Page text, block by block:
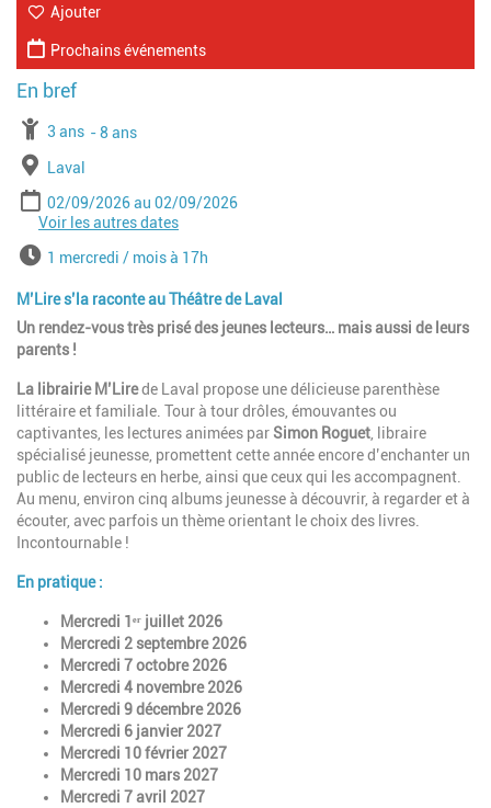
Ajouter
Prochains événements
À partir de
3 ans Jusqu'à l'age de
8 ans
Lieu
Laval
Période
Date de début
02/09/2026 Date de fin
02/09/2026
Date de début
07/10/2026 Date de fin
07/10/2026
09/12/2026
09/12/2026
Date de début
06/01/2027 Date de fin
06/01/2027
Date de début
10/02/2027 Date de fin
10/02/2027
Date de début
05/05/2027 Date de fin
05/05/2027
Date de début
02/06/2027
Voir les autres dates
Horaires1 mercredi / mois à 17h
M’Lire s’la raconte au Théâtre de Laval
Un rendez-vous très prisé des jeunes lecteurs… mais aussi de leurs
parents !
La librairie M’Lirede Laval propose une délicieuse parenthèse
littéraire et familiale. Tour à tour drôles, émouvantes ou
captivantes, les lectures animées par Simon Roguet, libraire
spécialisé jeunesse, promettent cette année encore d’enchanter un
public de lecteurs en herbe, ainsi que ceux qui les accompagnent.
Au menu, environ cinq albums jeunesse à découvrir, à regarder et à
écouter, avec parfois un thème orientant le choix des livres.
Incontournable !
En pratique :
Mercredi 1ᵉʳ juillet 2026
Mercredi 2 septembre 2026
Mercredi 7 octobre 2026
Mercredi 4 novembre 2026
Mercredi 9 décembre 2026
Mercredi 6 janvier 2027
Mercredi 10 février 2027
Mercredi 10 mars 2027
Mercredi 7 avril 2027